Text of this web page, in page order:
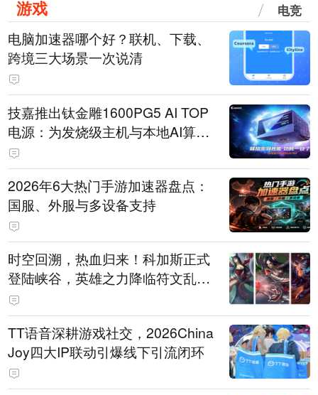
游戏 电竞
电脑加速器哪个好？联机、下载、
跨境三大场景一次说清
技嘉推出钛金雕1600PG5 AI TOP
电源：为发烧级主机与本地AI算力
打造旗舰供电方案
2026年6大热门手游加速器盘点：
国服、外服与多设备支持
时空回溯，热血归来！科加斯正式
登陆峡谷，英雄之力降临符文乱
斗！
TT语音深耕游戏社交，2026China
Joy四大IP联动引爆线下引流闭环